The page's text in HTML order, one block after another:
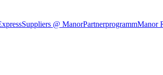
Suppliers @ ManorPartnerprogrammManor